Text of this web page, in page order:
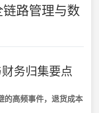
路管理与数
务归集要点
的高频事件，退货成本